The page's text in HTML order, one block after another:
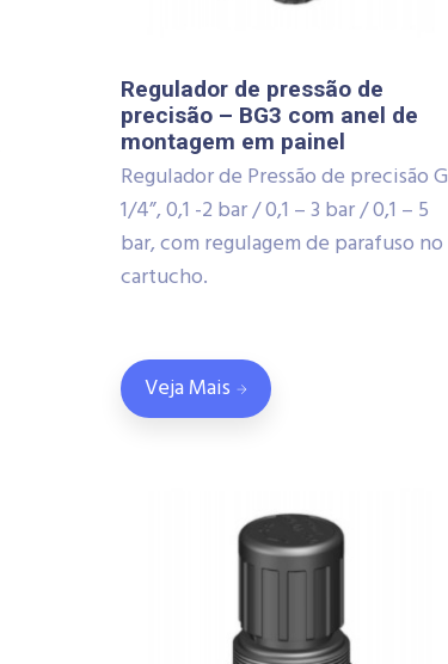
Regulador de pressão de
precisão – BG3 com anel de
montagem em painel
Regulador de Pressão de precisão G
1/4”, 0,1 -2 bar / 0,1 – 3 bar / 0,1 – 5
bar, com regulagem de parafuso no
cartucho.
Veja Mais